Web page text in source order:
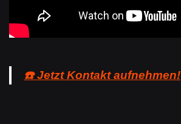
☎️ Jetzt Kontakt aufnehmen!